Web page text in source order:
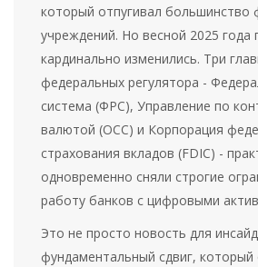
который отпугивал большинство
учреждений. Но весной 2025 года
кардинально изменились. Три
федеральных регулятора -
система (ФРС), Управление по
валютой (OCC) и Корпорация
страхования вкладов (FDIC) -
одновременно сняли строгие
работу банков с цифровыми
Это не просто новость для
фундаментальный сдвиг, который